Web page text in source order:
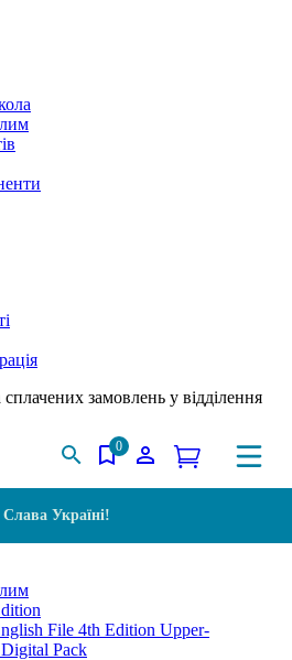
замовлень у відділення
0
Слава Україні!
File 4th Edition Upper-
Pack